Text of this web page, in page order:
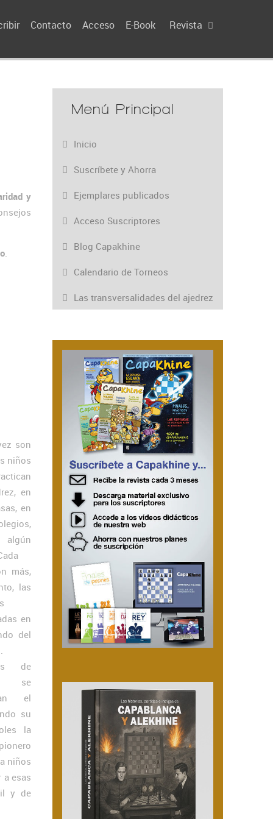
Contacto Acceso E-Book Revista
y
son
niños
en
en
más,
las
en
del
de
se
el
su
la
niños
a esas
y de
Menú Principal
Inicio
Suscríbete y Ahorra
Ejemplares publicados
Acceso Suscriptores
Blog Capakhine
Calendario de Torneos
Las transversalidades del ajedrez